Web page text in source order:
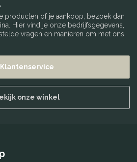
producten of je aankoop, bezoek dan
Hier vind je onze bedrijfsgegevens,
vragen en manieren om met ons
Klantenservice
onze winkel